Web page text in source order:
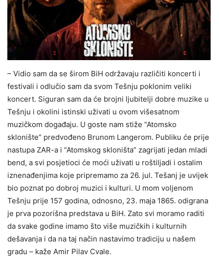
– Vidio sam da se širom BiH održavaju različiti koncerti i
festivali i odlučio sam da svom Tešnju poklonim veliki
koncert. Siguran sam da će brojni ljubitelji dobre muzike u
Tešnju i okolini istinski uživati u ovom višesatnom
muzičkom događaju. U goste nam stiže “Atomsko
sklonište” predvođeno Brunom Langerom. Publiku će prije
nastupa ZAR-a i “Atomskog skloništa” zagrijati jedan mladi
bend, a svi posjetioci će moći uživati u roštiljadi i ostalim
iznenađenjima koje pripremamo za 26. jul. Tešanj je uvijek
bio poznat po dobroj muzici i kulturi. U mom voljenom
Tešnju prije 157 godina, odnosno, 23. maja 1865. odigrana
je prva pozorišna predstava u BiH. Zato svi moramo raditi
da svake godine imamo što više muzičkih i kulturnih
dešavanja i da na taj način nastavimo tradiciju u našem
gradu – kaže Amir Pilav Cvale.